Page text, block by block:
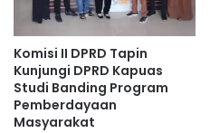
Komisi II DPRD Tapin
Kunjungi DPRD Kapuas
Studi Banding Program
Pemberdayaan
Masyarakat